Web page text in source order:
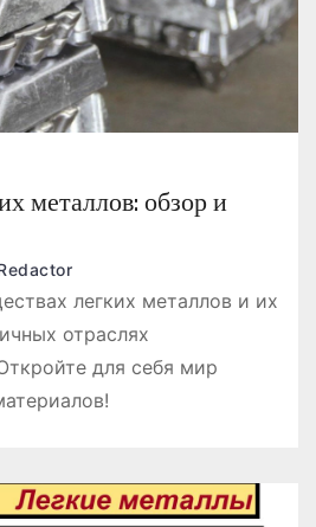
металлов: обзор и
легких металлов и их
отраслях
для себя мир